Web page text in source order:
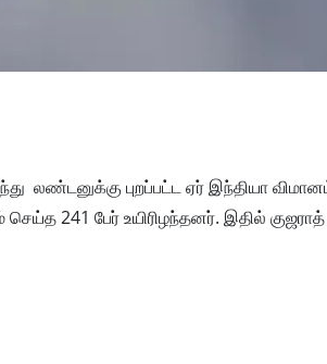
லண்டனுக்கு புறப்பட்ட ஏர் இந்தியா விமானம்
241 பேர் உயிரிழந்தனர். இதில்